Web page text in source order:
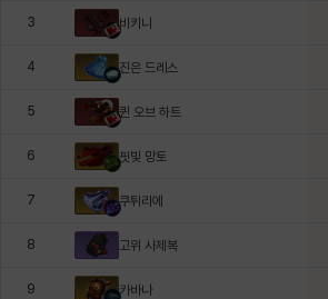
3 비키니
4 진은 드레스
5 퀸 오브 하트
6 핏빛 망토
7 쿠튀리에
8 고위 사제복
9 카바나